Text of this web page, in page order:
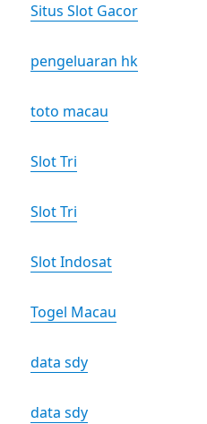
Situs Slot Gacor
pengeluaran hk
toto macau
Slot Tri
Slot Tri
Slot Indosat
Togel Macau
data sdy
data sdy